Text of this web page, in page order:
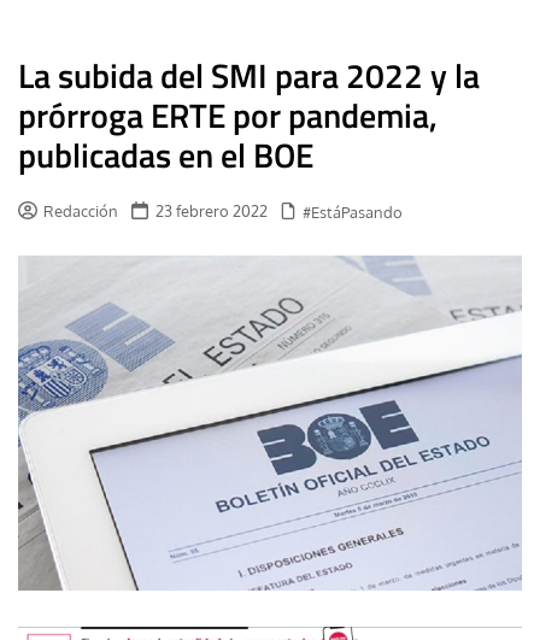
La subida del SMI para 2022 y la
prórroga ERTE por pandemia,
publicadas en el BOE
Redacción 23 febrero 2022 #EstáPasando